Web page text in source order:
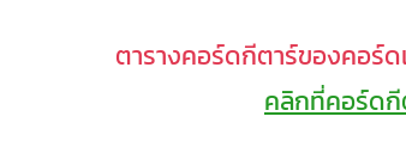
ตารางคอร์ดกีตาร์ของคอร์ด
คลิกที่คอร์ดกี